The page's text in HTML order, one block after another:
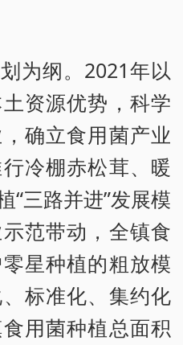
为纲。2021年以
资源优势，科学
确立食用菌产业
冷棚赤松茸、暖
“三路并进”发展模
范带动，全镇食
星种植的粗放模
标准化、集约化
用菌种植总面积